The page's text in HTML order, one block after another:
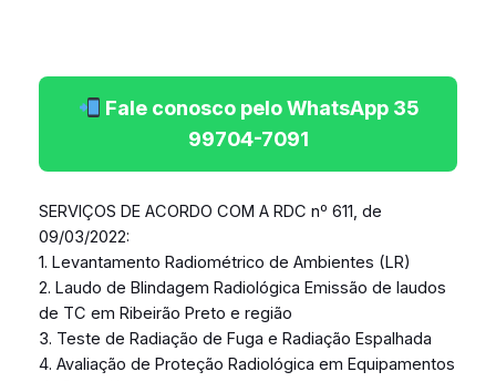
Fale conosco pelo WhatsApp 35
99704-7091
SERVIÇOS DE ACORDO COM A RDC nº 611, de
09/03/2022:
1. Levantamento Radiométrico de Ambientes (LR)
2. Laudo de Blindagem Radiológica Emissão de laudos
de TC em Ribeirão Preto e região
3. Teste de Radiação de Fuga e Radiação Espalhada
4. Avaliação de Proteção Radiológica em Equipamentos